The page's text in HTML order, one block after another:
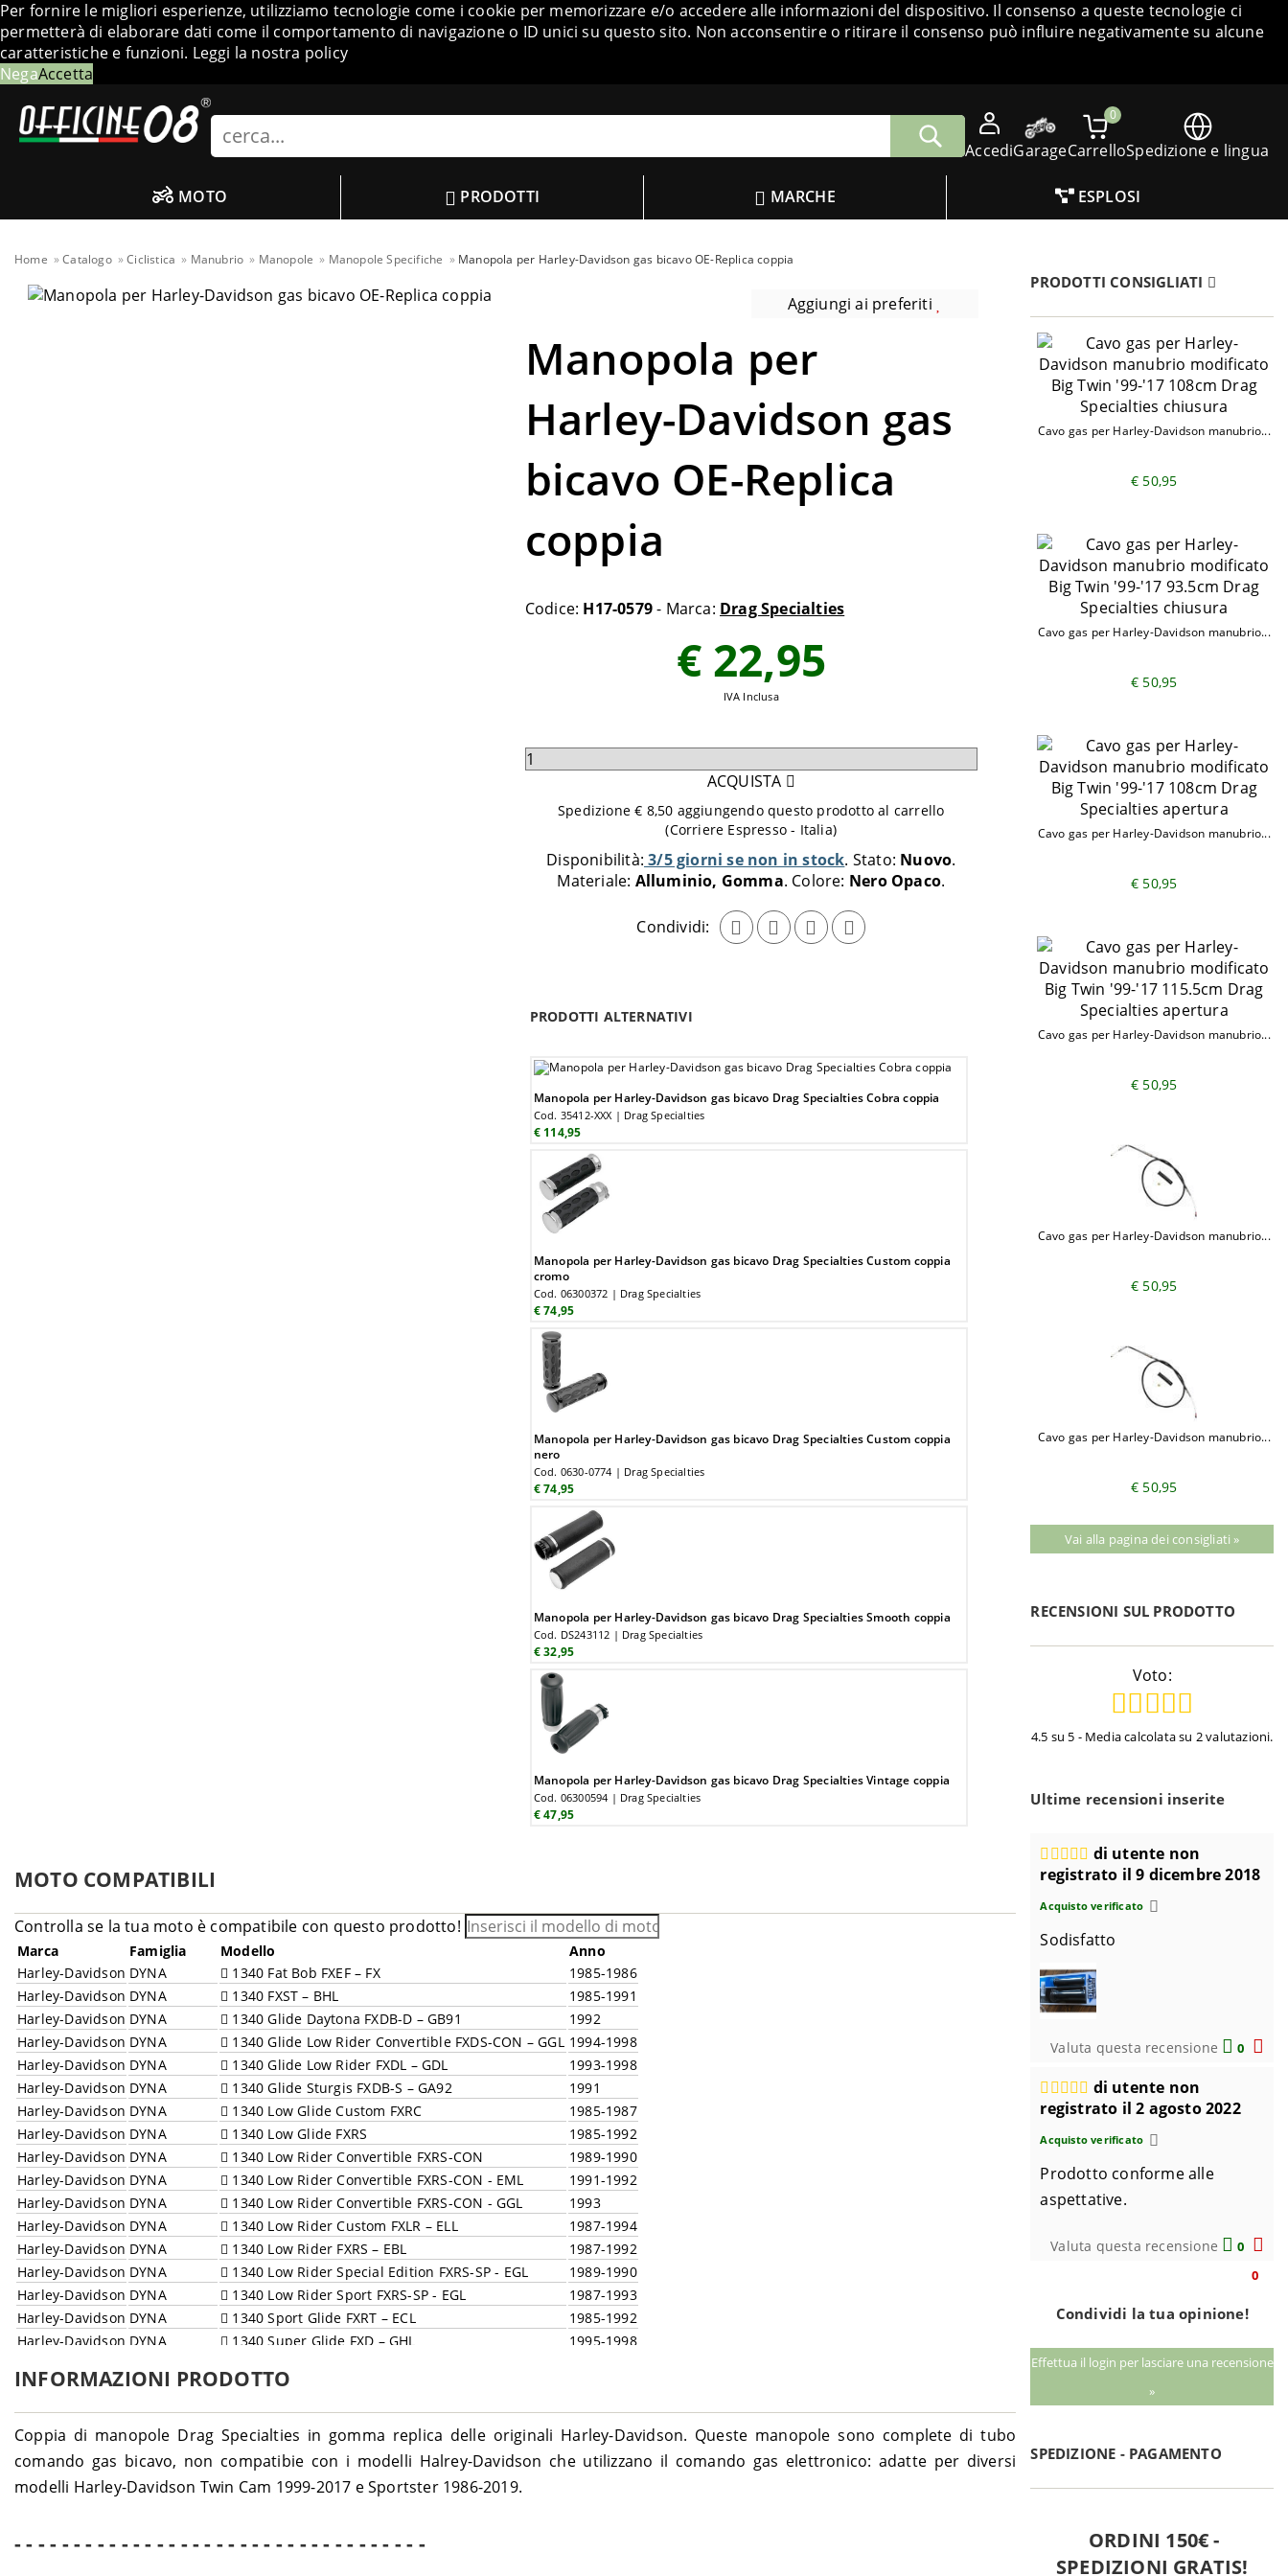
Per fornire le migliori esperienze, utilizziamo tecnologie come i cookie per memorizzare e/o accedere alle informazioni del dispositivo. Il consenso a queste tecnologie ci
permetterà di elaborare dati come il comportamento di navigazione o ID unici su questo sito. Non acconsentire o ritirare il consenso può influire negativamente su alcune
caratteristiche e funzioni. Leggi la nostra policy
NegaAccetta
Search
AccediGarage
0
CarrelloSpedizione e lingua
MOTO PRODOTTI MARCHE ESPLOSI
Home Catalogo Ciclistica Manubrio Manopole Manopole Specifiche Manopola per Harley-Davidson gas bicavo OE-Replica coppia
Aggiungi ai preferiti
Manopola per
Harley-Davidson gas
bicavo OE-Replica
coppia
Codice: H17-0579- Marca: Drag Specialties
Disponibilità: 3/5 giorni se non in stock Stato: Nuovo
Materiale: Alluminio, Gomma Colore: Nero Opaco
Condividi:
€ 22,95
IVA Inclusa
Seleziona
aggiungere
carrello
ACQUISTA
Spedizione € 8,50 aggiungendo questo prodotto al carrello
(Corriere Espresso - Italia)
PRODOTTI ALTERNATIVI
Manopola per Harley-Davidson gas bicavo Drag Specialties Cobra coppia
Cod. 35412-XXX | Drag Specialties
€ 114,95
Manopola per Harley-Davidson gas bicavo Drag Specialties Custom coppia
cromo
Cod. 06300372 | Drag Specialties
€ 74,95
Manopola per Harley-Davidson gas bicavo Drag Specialties Custom coppia
nero
Cod. 0630-0774 | Drag Specialties
€ 74,95
Manopola per Harley-Davidson gas bicavo Drag Specialties Smooth coppia
Cod. DS243112 | Drag Specialties
€ 32,95
Manopola per Harley-Davidson gas bicavo Drag Specialties Vintage coppia
Cod. 06300594 | Drag Specialties
€ 47,95
MOTO COMPATIBILI
Controlla se la tua moto è compatibile con questo prodotto!
Marca Famiglia Modello
Anno
Harley-Davidson DYNA 1340 Fat Bob FXEF – FX
1985-1986
Harley-Davidson DYNA 1340 FXST – BHL
1985-1991
Harley-Davidson DYNA 1340 Glide Daytona FXDB-D – GB91
1992
Harley-Davidson DYNA 1340 Glide Low Rider Convertible FXDS-CON – GGL 1994-1998
Harley-Davidson DYNA 1340 Glide Low Rider FXDL – GDL
1993-1998
Harley-Davidson DYNA 1340 Glide Sturgis FXDB-S – GA92
1991
Harley-Davidson DYNA 1340 Low Glide Custom FXRC
1985-1987
Harley-Davidson DYNA 1340 Low Glide FXRS
1985-1992
Harley-Davidson DYNA 1340 Low Rider Convertible FXRS-CON
1989-1990
Harley-Davidson DYNA 1340 Low Rider Convertible FXRS-CON - EML
1991-1992
Harley-Davidson DYNA 1340 Low Rider Convertible FXRS-CON - GGL
1993
Harley-Davidson DYNA 1340 Low Rider Custom FXLR – ELL
1987-1994
Harley-Davidson DYNA 1340 Low Rider FXRS – EBL
1987-1992
Harley-Davidson DYNA 1340 Low Rider Special Edition FXRS-SP - EGL
1989-1990
Harley-Davidson DYNA 1340 Low Rider Sport FXRS-SP - EGL
1987-1993
Harley-Davidson DYNA 1340 Sport Glide FXRT – ECL
1985-1992
Harley-Davidson DYNA 1340 Super Glide FXD – GHL
1995-1998
Harley-Davidson DYNA 1340 Wide Glide FXDWG – GEL
Harley-Davidson DYNA 1340 Wide Glide FXWG
1984-1985
Harley-Davidson DYNA 1450 i.e. Springer FXSTSI – BZB
2004-2006
Harley-Davidson
DYNA 1450 i.e. Standard FXSTI – BVB
2004-2006
Harley-Davidson
DYNA 1450 i.e. Street Bob FXDBI – GX
Harley-Davidson
1450 i.e. Super Glide Custom FXDCI – GV1
Harley-Davidson DYNA 1450 i.e. Super Glide FXDI – GMW
INFORMAZIONI PRODOTTO
Coppia di manopole Drag Specialties in gomma replica delle originali Harley-Davidson. Queste manopole sono complete di tubo
comando gas bicavo, non compatibie con i modelli Halrey-Davidson che utilizzano il comando gas elettronico: adatte per diversi
modelli Harley-Davidson Twin Cam 1999-2017 e Sportster 1986-2019.
- - - - - - - - - - - - - - - - - - - - - - - - - - - - - - - - - - -
PRODOTTI CONSIGLIATI
Cavo gas per Harley-Davidson manubrio...
€ 50,95
Cavo gas per Harley-Davidson manubrio...
€ 50,95
Cavo gas per Harley-Davidson manubrio...
€ 50,95
Cavo gas per Harley-Davidson manubrio...
€ 50,95
Cavo gas per Harley-Davidson manubrio...
€ 50,95
Cavo gas per Harley-Davidson manubrio...
€ 50,95
Vai alla pagina dei consigliati »
RECENSIONI SUL PRODOTTO
Voto:
4.5 su 5 - Media calcolata su 2 valutazioni.
Ultime recensioni inserite
di utente non
registrato il 9 dicembre 2018
Acquisto verificato
Sodisfatto
Valuta questa recensione
0
di utente non
registrato il 2 agosto 2022
Acquisto verificato
Prodotto conforme alle
aspettative.
Valuta questa recensione
0
0
Condividi la tua opinione!
Effettua il login per lasciare una recensione
»
SPEDIZIONE - PAGAMENTO
ORDINI 150€ -
SPEDIZIONI GRATIS!